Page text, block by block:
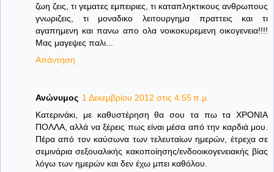
ζωη ζεις, τι γεματες εμπειριες, τι καταπληκτικους ανθρωπους
γνωριζεις, τι μοναδικο λειτουργημα πραττεις και τι
αγαπημενη και πανω απο ολα νοικοκυρεμενη οικογενεια!!!!
Μας μαγεψες παλι...
Απάντηση
Ανώνυμος 1 Δεκεμβρίου 2012 στις 4:55 π.μ.
Κατερινάκι, με καθυστέρηση θα σου τα πω τα ΧΡΟΝΙΑ
ΠΟΛΛΑ, αλλά να ξέρεις πως είναι μέσα από την καρδιά μου.
Πέρα από τον καύσωνα των τελευταίων ημερών, έτρεχα σε
σεμινάρια σεξουαλικής κακοποίησης/ενδοοικογενειακής βίας
λόγω των ημερών και δεν έχω μπει καθόλου.